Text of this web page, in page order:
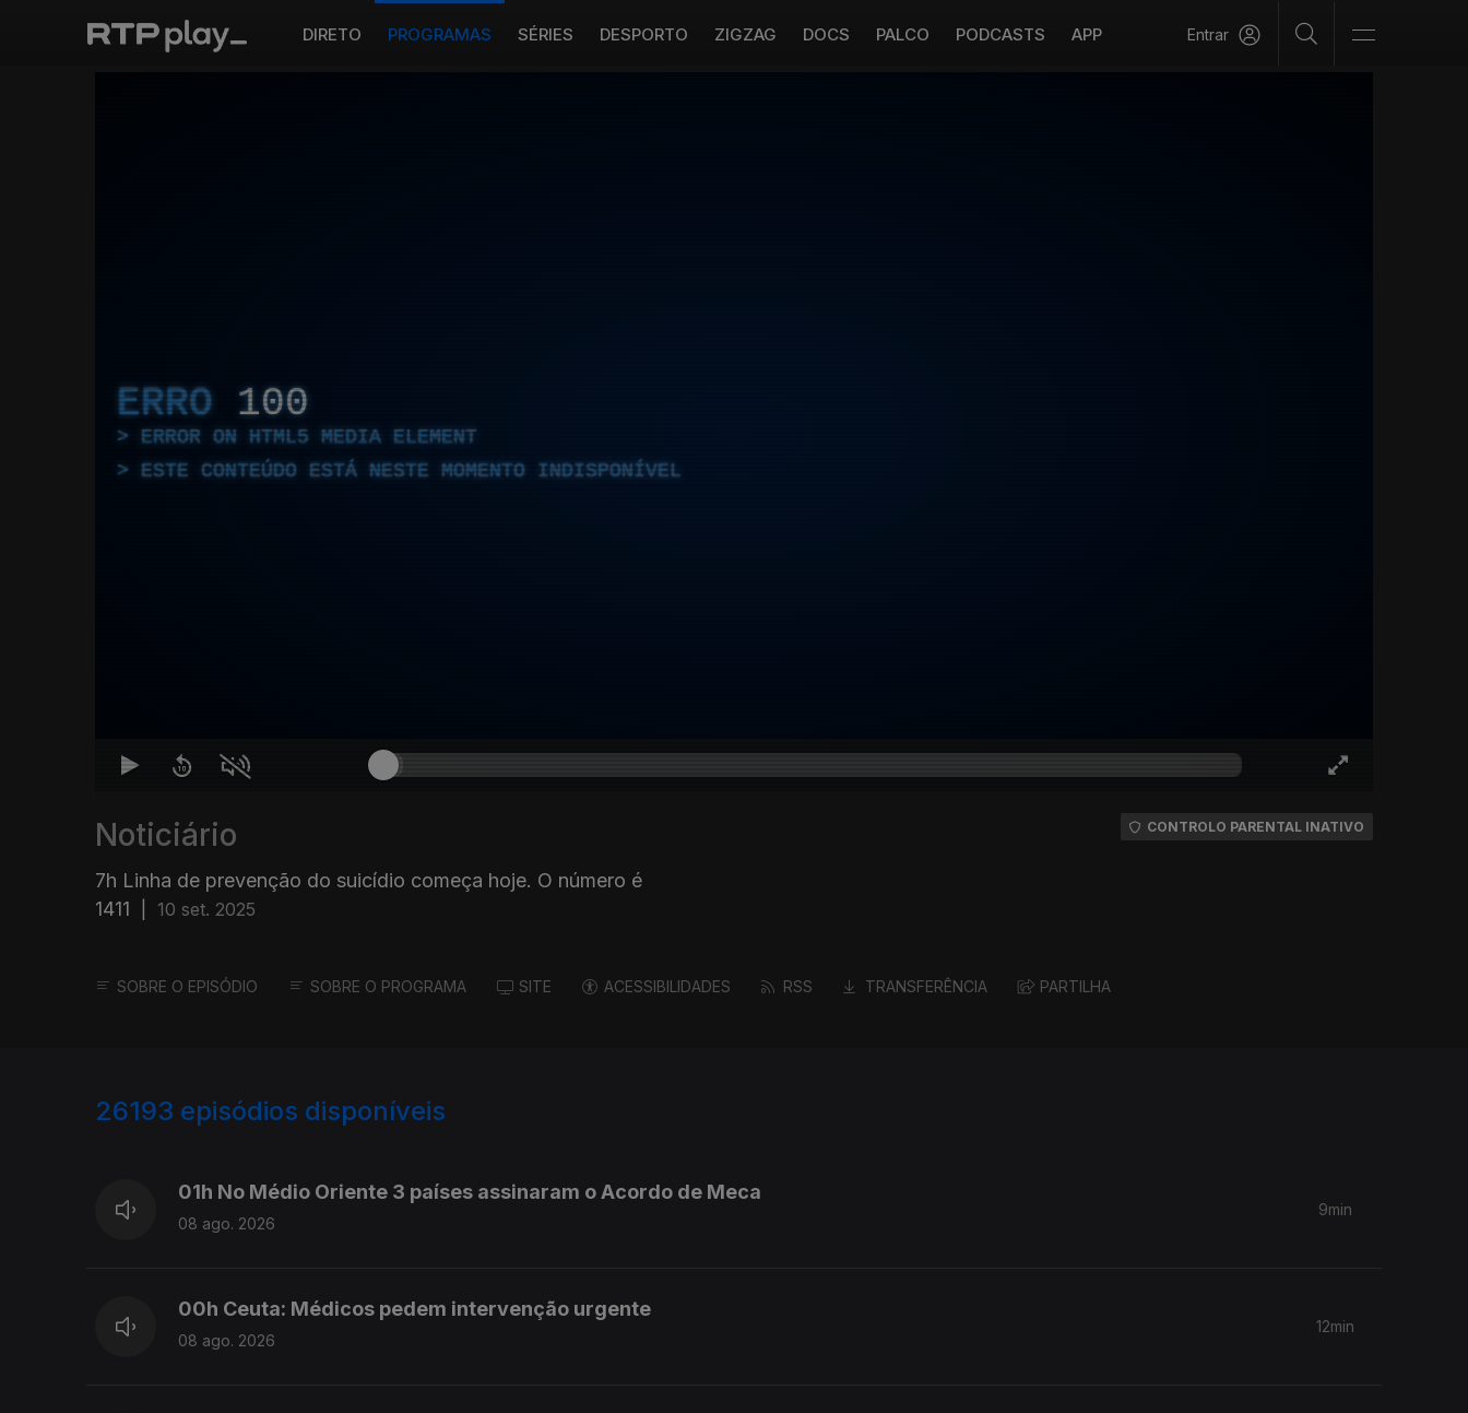
DIRETO PROGRAMAS SÉRIES DESPORTO ZIGZAG DOCS PALCO PODCASTS APP Entrar
ERRO 100
ERROR ON HTML5 MEDIA ELEMENT
ESTE CONTEÚDO ESTÁ NESTE MOMENTO INDISPONÍVEL
Noticiário
7h Linha de prevenção do suicídio começa hoje. O número é
1411
10 set. 2025
CONTROLO PARENTAL INATIVO
SOBRE O EPISÓDIO SOBRE O PROGRAMA SITE ACESSIBILIDADES RSS TRANSFERÊNCIA PARTILHA
26193 episódios disponíveis
01h No Médio Oriente 3 países assinaram o Acordo de Meca
08 ago. 2026
9min
00h Ceuta: Médicos pedem intervenção urgente
08 ago. 2026
12min